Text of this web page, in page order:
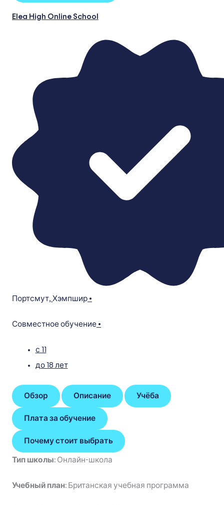
Elea High Online School
Портсмут, Хэмпшир •
Совместное обучение •
с 11
до 18 лет
Обзор Описание Учёба
Плата за обучение
Почему стоит выбрать
Тип школы: Онлайн-школа
Учебный план: Британская учебная программа